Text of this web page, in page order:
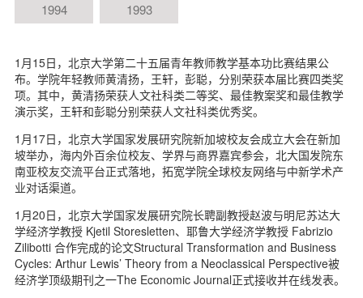
1994 1993
1月15日，北京大学第二十五届青年教师教学基本功比赛结果公
布。学院年轻教师黄清扬，王轩，彭聪，分别荣获本届比赛四类奖
项。其中，黄清扬荣获人文社科类二等奖、最佳教案奖和最佳教学
演示奖，王轩和彭聪分别荣获人文社科类优秀奖。
1月17日，北京大学国家发展研究院新加坡校友会成立大会在新加
坡举办，海内外百余位校友、学界与商界嘉宾参会，北大国发院东
南亚校友交流平台正式落地，拓宽学院全球校友网络与中新学术产
业对话渠道。
1月20日，北京大学国家发展研究院长聘副教授赵波与明尼苏达大
学经济学教授 Kjetil Storesletten、耶鲁大学经济学教授 Fabrizio
Zilibotti 合作完成的论文Structural Transformation and Business
Cycles: Arthur Lewis’ Theory from a Neoclassical Perspective被
经济学顶级期刊之一The Economic Journal正式接收并在线发表。